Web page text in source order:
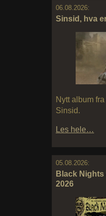
06.08.2026:
Sinsid, hva
Nytt album
Sinsid.
Les hele…
05.08.2026:
Black
2026